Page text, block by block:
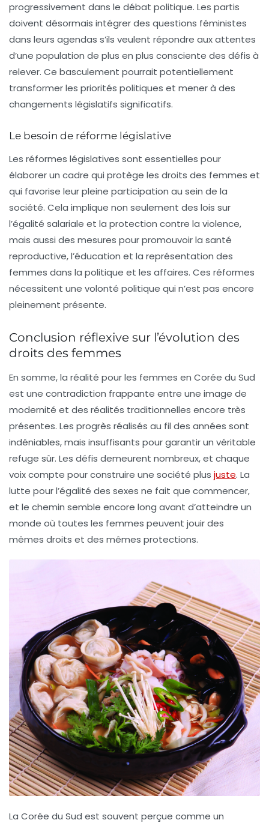
progressivement dans le débat politique. Les partis
doivent désormais intégrer des questions féministes
dans leurs agendas s’ils veulent répondre aux attentes
d’une population de plus en plus consciente des défis à
relever. Ce basculement pourrait potentiellement
transformer les priorités politiques et mener à des
changements législatifs significatifs.
Le besoin de réforme législative
Les réformes législatives sont essentielles pour
élaborer un cadre qui protège les droits des femmes et
qui favorise leur pleine participation au sein de la
société. Cela implique non seulement des lois sur
l’égalité salariale et la protection contre la violence,
mais aussi des mesures pour promouvoir la santé
reproductive, l’éducation et la représentation des
femmes dans la politique et les affaires. Ces réformes
nécessitent une volonté politique qui n’est pas encore
pleinement présente.
Conclusion réflexive sur l’évolution des
droits des femmes
En somme, la réalité pour les femmes en Corée du Sud
est une contradiction frappante entre une image de
modernité et des réalités traditionnelles encore très
présentes. Les progrès réalisés au fil des années sont
indéniables, mais insuffisants pour garantir un véritable
refuge sûr. Les défis demeurent nombreux, et chaque
voix compte pour construire une société plus juste. La
lutte pour l’égalité des sexes ne fait que commencer,
et le chemin semble encore long avant d’atteindre un
monde où toutes les femmes peuvent jouir des
mêmes droits et des mêmes protections.
La Corée du Sud est souvent perçue comme un